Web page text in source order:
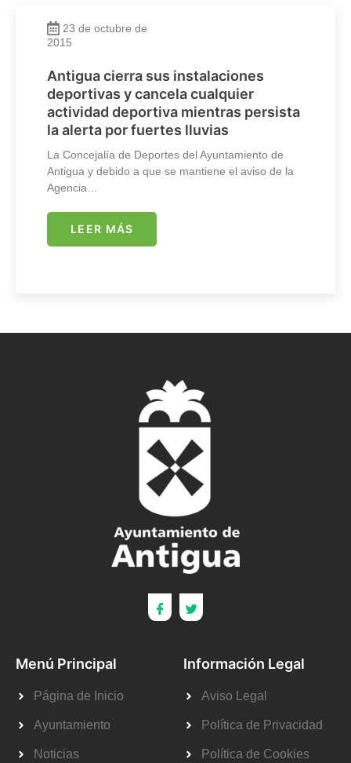
23 de octubre de
2015
Antigua cierra sus instalaciones
deportivas y cancela cualquier
actividad deportiva mientras persista
la alerta por fuertes lluvias
La Concejalía de Deportes del Ayuntamiento de
Antigua y debido a que se mantiene el aviso de la
Agencia…
LEER MÁS
Menú Principal
Página de Inicio
Ayuntamiento
Noticias
Información Legal
Aviso Legal
Política de Privacidad
Política de Cookies